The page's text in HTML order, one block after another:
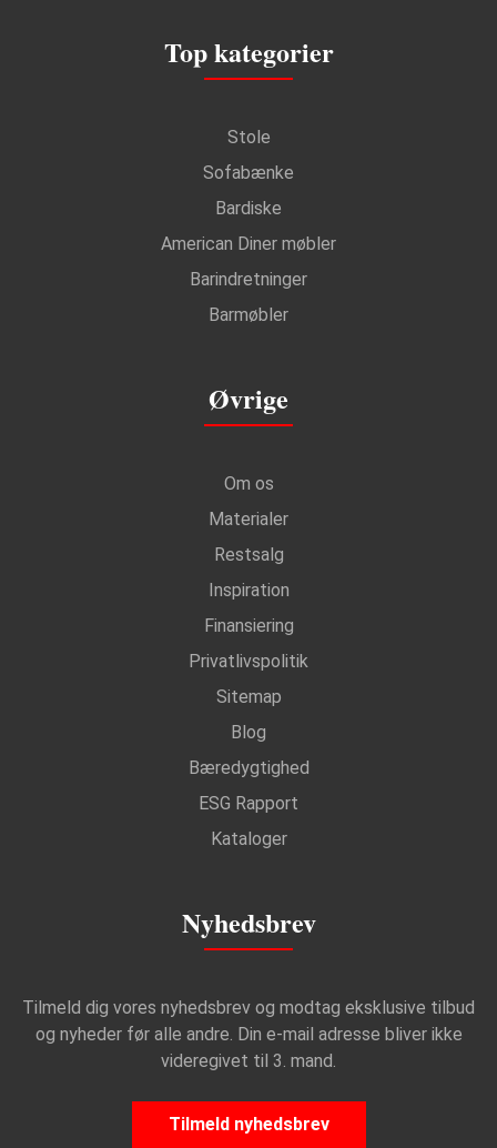
Top kategorier
Stole
Sofabænke
Bardiske
American Diner møbler
Barindretninger
Barmøbler
Øvrige
Om os
Materialer
Restsalg
Inspiration
Finansiering
Privatlivspolitik
Sitemap
Blog
Bæredygtighed
ESG Rapport
Kataloger
Nyhedsbrev
Tilmeld dig vores nyhedsbrev og modtag eksklusive tilbud
og nyheder før alle andre. Din e-mail adresse bliver ikke
videregivet til 3. mand.
Tilmeld nyhedsbrev